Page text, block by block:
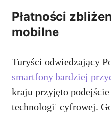
Płatności
mobilne
Turyści odwiedzający
smartfony bardziej
kraju przyjęto podejście
technologii cyfrowej.